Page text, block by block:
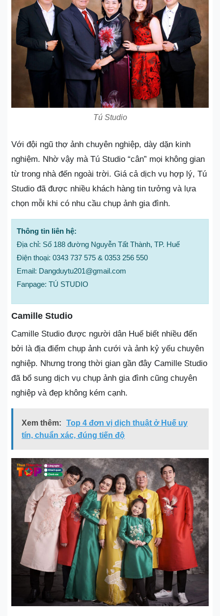
Tú Studio
Với đội ngũ thợ ảnh chuyên nghiệp, dày dặn kinh
nghiệm. Nhờ vậy mà Tú Studio “cân” mọi không gian
từ trong nhà đến ngoài trời. Giá cả dịch vụ hợp lý, Tú
Studio đã được nhiều khách hàng tin tưởng và lựa
chọn mỗi khi có nhu cầu chụp ảnh gia đình.
Thông tin liên hệ:
Địa chỉ: Số 188 đường Nguyễn Tất Thành, TP. Huế
Điện thoại: 0343 737 575 & 0353 256 550
Email: Dangduytu201@gmail.com
Fanpage: TÚ STUDIO
Camille Studio
Camille Studio được người dân Huế biết nhiều đến
bởi là địa điểm chụp ảnh cưới và ảnh kỷ yếu chuyên
nghiệp. Nhưng trong thời gian gần đây Camille Studio
đã bổ sung dịch vụ chụp ảnh gia đình cũng chuyên
nghiệp và đẹp không kém cạnh.
Xem thêm:
Top 4 đơn vị dịch thuật ở Huế uy
tín, chuẩn xác, đúng tiến độ